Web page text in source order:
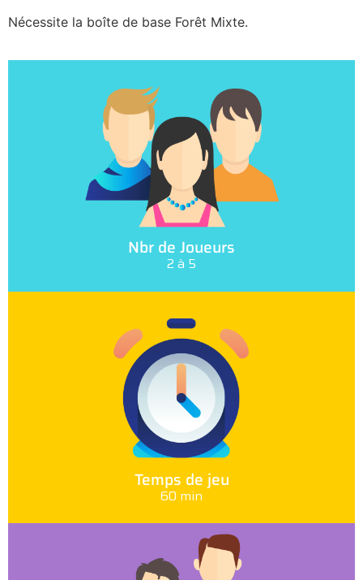
Nécessite la boîte de base Forêt Mixte.
Nbr de Joueurs
2 à 5
Temps de jeu
60 min